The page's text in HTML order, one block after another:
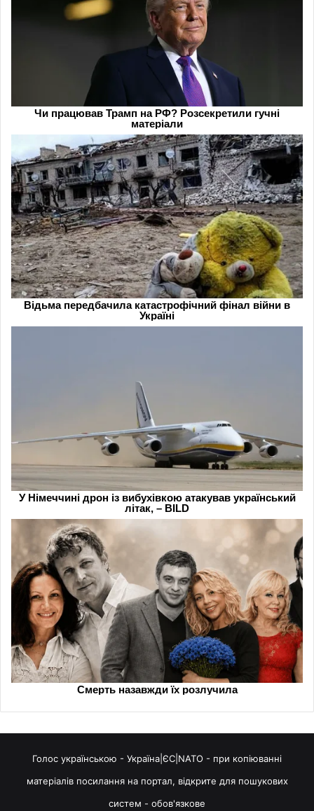
Голос українською - Україна|ЄС|NATO - при копіюванні
матеріалів посилання на портал, відкрите для пошукових
систем - обов'язкове